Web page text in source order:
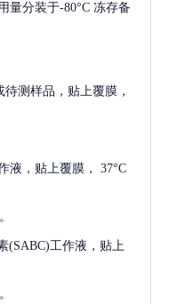
量分装于-80°C 冻存备
待测样品，贴上覆膜，
液，贴上覆膜， 37°C
(SABC)工作液，贴上